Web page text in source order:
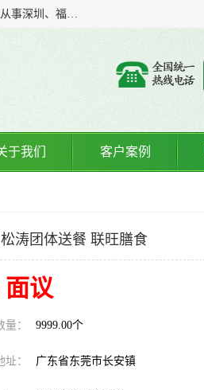
广东食安膳食管理服务有限公司是一家集干货粮油、肉禽蔬菜等食品加工、配送及食堂承包于一体的专业化公司。从事深圳、福永、公明、沙井、松岗等地区的蔬菜配送服务。 专业的服务队伍，以及完善的服务机制，经过多年的努力拼搏，赢得了广大客户的信赖和支持。
于我们 客户案例
涛团体送餐 联旺膳食
面议
量： 9999.00个
： 广东省东莞市长安镇